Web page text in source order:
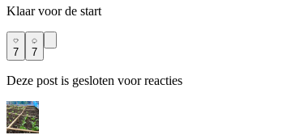
Klaar voor de start
7 7
Deze post is gesloten voor reacties